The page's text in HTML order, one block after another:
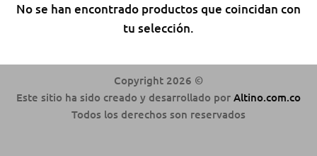
No se han encontrado productos que coincidan con
tu selección.
Copyright 2026 ©
Este sitio ha sido creado y desarrollado por Altino.com.co
Todos los derechos son reservados